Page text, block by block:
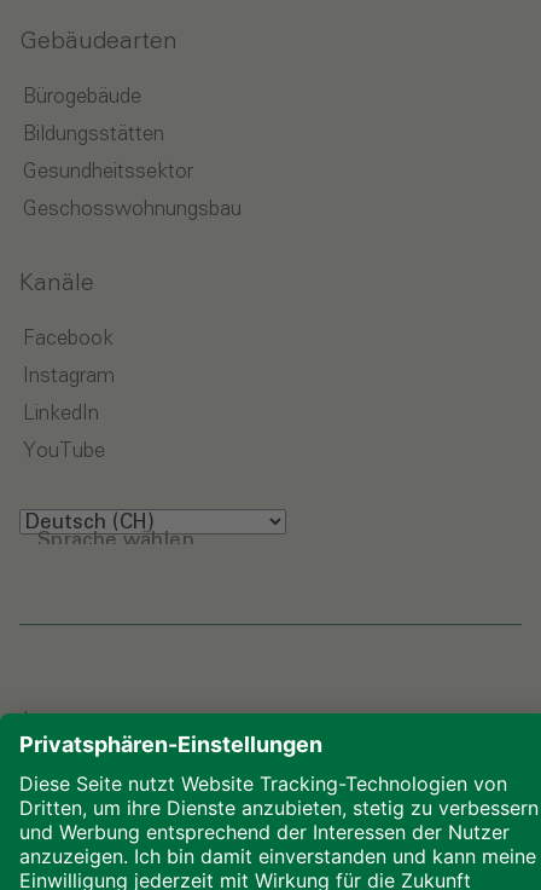
Gebäudearten
Bürogebäude
Bildungsstätten
Gesundheitssektor
Geschosswohnungsbau
Kanäle
Facebook
Instagram
LinkedIn
YouTube
Sprache wählen
Datenschutz
Downloads
Cookies